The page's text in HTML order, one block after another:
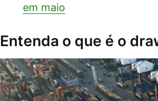
em maio
Entenda o que é o